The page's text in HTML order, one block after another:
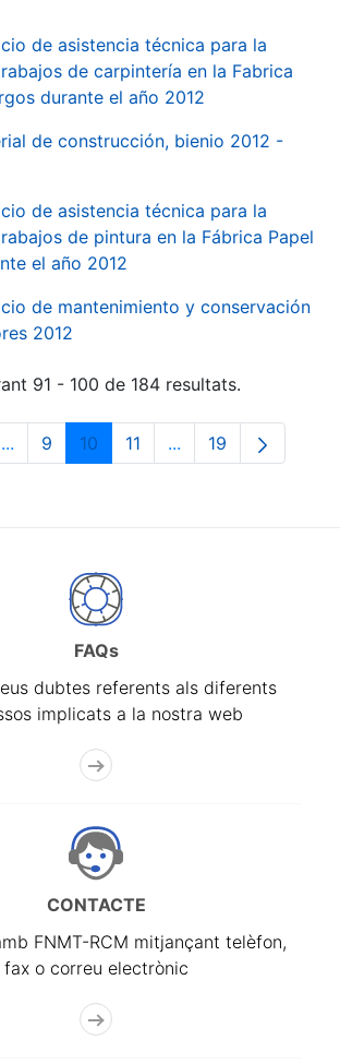
de asistencia técnica para la
de carpintería en la Fabrica
durante el año 2012
de construcción, bienio 2012 -
de asistencia técnica para la
de pintura en la Fábrica Papel
el año 2012
de mantenimiento y conservación
2012
91 - 100 de 184 resultats.
...Pàgines intermèdies Utilitzeu TAB per
Pàgina
9 Pàgina
10 Pàgina
11 ...PàginesPàgina
19
FAQs
dubtes referents als diferents
implicats a la nostra web
CONTACTE
FNMT-RCM mitjançant telèfon,
fax o correu electrònic